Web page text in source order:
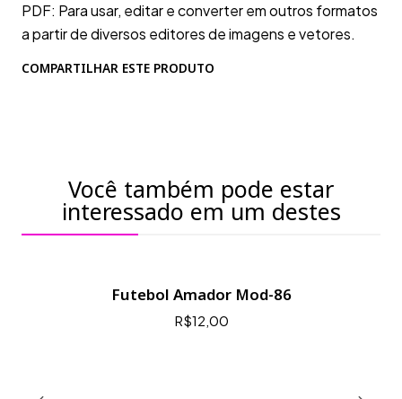
PDF: Para usar, editar e converter em outros formatos
a partir de diversos editores de imagens e vetores.
COMPARTILHAR ESTE PRODUTO
Você também pode estar
interessado em um destes
Futebol Amador Mod-86
R$12,00